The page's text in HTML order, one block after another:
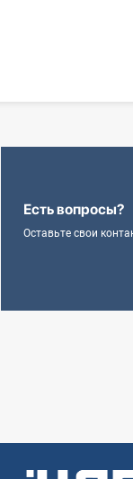
Есть вопросы?
Оставьте свои